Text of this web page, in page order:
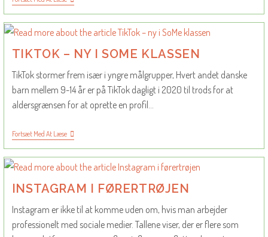
Kommentarsporet
Vend
Vredens
Energi
Til
Fordel
TIKTOK – NY I SOME KLASSEN
TikTok stormer frem især i yngre målgrupper, Hvert andet danske
barn mellem 9-14 år er på TikTok dagligt i 2020 til trods for at
aldersgrænsen for at oprette en profil…
Fortsæt Med At LæseTikTok
–
SoMe
Klassen
INSTAGRAM I FØRERTRØJEN
Instagram er ikke til at komme uden om, hvis man arbejder
professionelt med sociale medier. Tallene viser, der er flere som